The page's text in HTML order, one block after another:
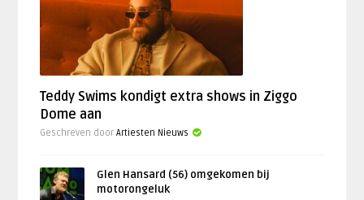
Teddy Swims kondigt extra shows in Ziggo
Dome aan
Geschreven doorArtiesten Nieuws
Glen Hansard (56) omgekomen bij
motorongeluk